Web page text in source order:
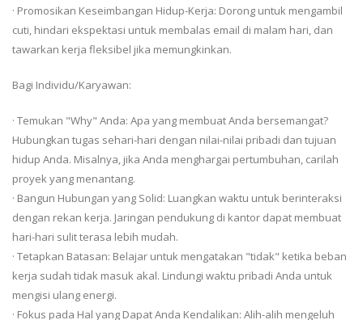
· Promosikan Keseimbangan Hidup-Kerja: Dorong untuk mengambil
cuti, hindari ekspektasi untuk membalas email di malam hari, dan
tawarkan kerja fleksibel jika memungkinkan.
Bagi Individu/Karyawan:
· Temukan "Why" Anda: Apa yang membuat Anda bersemangat?
Hubungkan tugas sehari-hari dengan nilai-nilai pribadi dan tujuan
hidup Anda. Misalnya, jika Anda menghargai pertumbuhan, carilah
proyek yang menantang.
· Bangun Hubungan yang Solid: Luangkan waktu untuk berinteraksi
dengan rekan kerja. Jaringan pendukung di kantor dapat membuat
hari-hari sulit terasa lebih mudah.
· Tetapkan Batasan: Belajar untuk mengatakan "tidak" ketika beban
kerja sudah tidak masuk akal. Lindungi waktu pribadi Anda untuk
mengisi ulang energi.
· Fokus pada Hal yang Dapat Anda Kendalikan: Alih-alih mengeluh